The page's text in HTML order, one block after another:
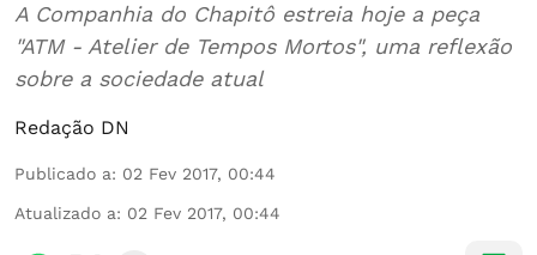
A Companhia do Chapitô estreia hoje a peça
"ATM - Atelier de Tempos Mortos", uma reflexão
sobre a sociedade atual
Redação DN
Publicado a: 02 Fev 2017, 00:44
Atualizado a: 02 Fev 2017, 00:44